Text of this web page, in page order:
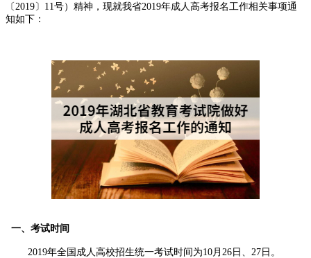
〔2019〕11号）精神，现就我省2019年成人高考报名工作相关事项通
知如下：
一、考试时间
2019年全国成人高校招生统一考试时间为10月26日、27日。